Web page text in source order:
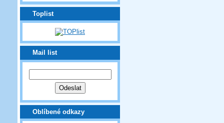
Toplist
Mail list
Oblíbené odkazy